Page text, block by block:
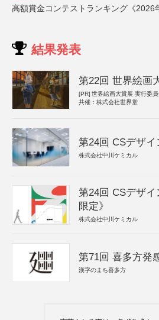
高額賞金コンテストランキング《2026
結果発表
第22回 世界絵画
[PR] 世界絵画大賞展 実行委
共催：株式会社世界堂
第24回 CSデザ
株式会社中川ケミカル
第24回 CSデザ
限定》
株式会社中川ケミカル
第71回 喜多方発
漢字のまち喜多方